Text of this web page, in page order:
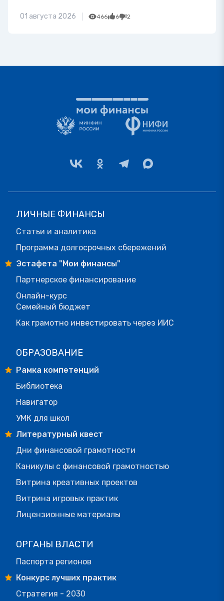
01 августа 2026 466 6 2
ЛИЧНЫЕ ФИНАНСЫ
Статьи и аналитика
Программа долгосрочных сбережений
Эстафета "Мои финансы"
Партнерское финансирование
Онлайн-курс
Семейный бюджет
Как грамотно инвестировать через ИИС
ОБРАЗОВАНИЕ
Рамка компетенций
Библиотека
Навигатор
УМК для школ
Литературный квест
Дни финансовой грамотности
Каникулы с финансовой грамотностью
Витрина креативных проектов
Витрина игровых практик
Лицензионные материалы
ОРГАНЫ ВЛАСТИ
Паспорта регионов
Конкурс лучших практик
Стратегия - 2030